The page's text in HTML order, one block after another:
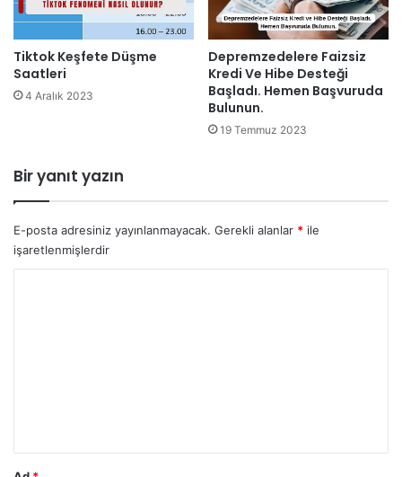
Tiktok Keşfete Düşme
Saatleri
4 Aralık 2023
Depremzedelere Faizsiz
Kredi Ve Hibe Desteği
Başladı. Hemen Başvuruda
Bulunun.
19 Temmuz 2023
Bir yanıt yazın
E-posta adresiniz yayınlanmayacak. Gerekli alanlar * ile
işaretlenmişlerdir